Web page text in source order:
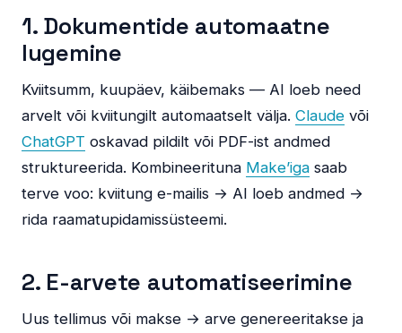
1. Dokumentide automaatne
lugemine
Kviitsumm, kuupäev, käibemaks — AI loeb need
arvelt või kviitungilt automaatselt välja. Claude või
ChatGPT oskavad pildilt või PDF-ist andmed
struktureerida. Kombineerituna Make’iga saab
terve voo: kviitung e-mailis → AI loeb andmed →
rida raamatupidamissüsteemi.
2. E-arvete automatiseerimine
Uus tellimus või makse → arve genereeritakse ja